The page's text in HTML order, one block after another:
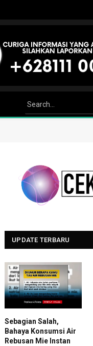
UPDATE TERBARU
Sebagian Salah,
Bahaya Konsumsi Air
Rebusan Mie Instan